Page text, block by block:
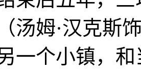
汤姆·汉克斯
一个小镇，